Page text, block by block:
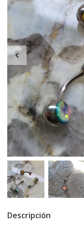
Descripción